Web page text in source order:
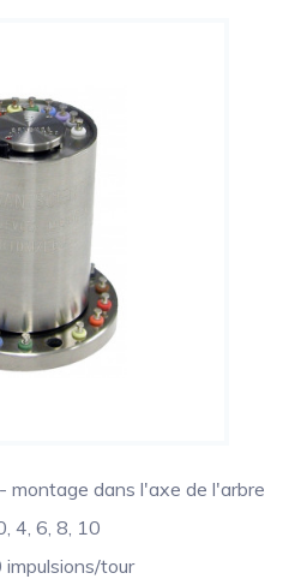
montage dans l'axe de l'arbre
4, 6, 8, 10
impulsions/tour